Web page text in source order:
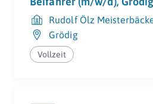
Rudolf Ölz
Grödig
Vollzeit